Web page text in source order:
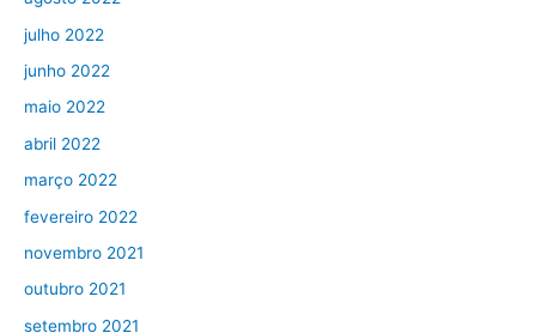
julho 2022
junho 2022
maio 2022
abril 2022
março 2022
fevereiro 2022
novembro 2021
outubro 2021
setembro 2021